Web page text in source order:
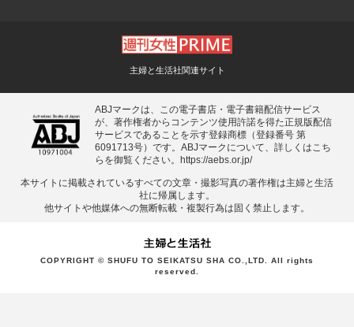
主婦と生活社関連サイト
ABJマークは、この電子書店・電子書籍配信サービス
が、著作権者からコンテンツ使用許諾を得た正規版配信
サービスであることを示す登録商標（登録番号 第
6091713号）です。ABJマークについて、詳しくはこち
らを御覧ください。
https://aebs.or.jp/
本サイトに掲載されているすべての⽂章・撮影写真の著作権は主婦と⽣活
社に帰属します。
他サイトや他媒体への無断転載・複製⾏為は固く禁⽌します。
COPYRIGHT © SHUFU TO SEIKATSU SHA CO.,LTD. All rights
reserved.